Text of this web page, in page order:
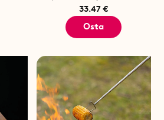
33.47 €
Osta